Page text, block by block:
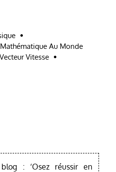
Au Monde
Vitesse
: ‘Osez réussir en